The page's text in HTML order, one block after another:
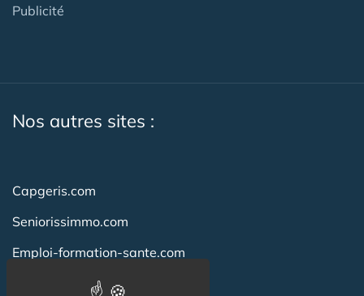
Publicité
Nos autres sites :
Capgeris.com
Seniorissimmo.com
Emploi-formation-sante.com